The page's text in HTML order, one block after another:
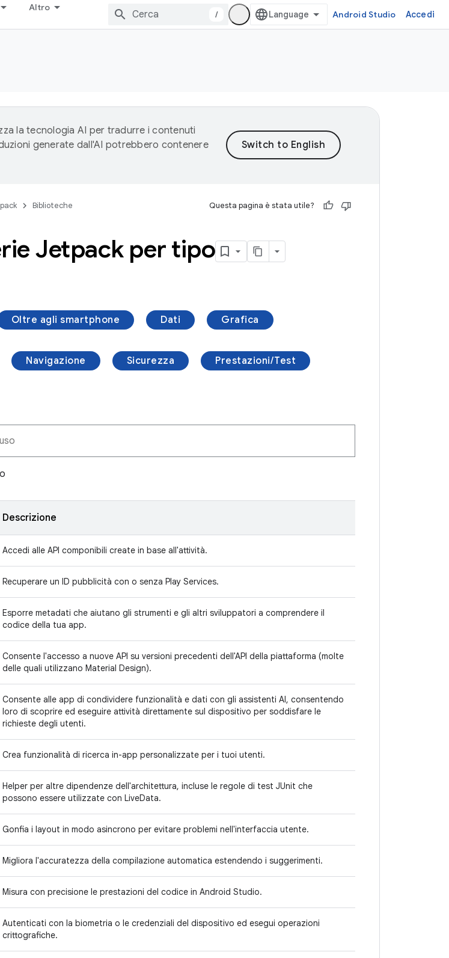
Altro
/ Android Studio Accedi
la tecnologia AI per tradurre i contenuti
generate dall'AI potrebbero contenere
Biblioteche Questa pagina è stata utile?
Jetpack per tipo
Oltre agli smartphone Dati Grafica
Navigazione Sicurezza Prestazioni/Test
Descrizione
Accedi alle API componibili create in base all'attività.
Recuperare un ID pubblicità con o senza Play Services.
Esporre metadati che aiutano gli strumenti e gli altri sviluppatori a comprendere il
codice della tua app.
Consente l'accesso a nuove API su versioni precedenti dell'API della piattaforma (molte
delle quali utilizzano Material Design).
Consente alle app di condividere funzionalità e dati con gli assistenti AI, consentendo
loro di scoprire ed eseguire attività direttamente sul dispositivo per soddisfare le
richieste degli utenti.
Crea funzionalità di ricerca in-app personalizzate per i tuoi utenti.
Helper per altre dipendenze dell'architettura, incluse le regole di test JUnit che
possono essere utilizzate con LiveData.
Gonfia i layout in modo asincrono per evitare problemi nell'interfaccia utente.
Migliora l'accuratezza della compilazione automatica estendendo i suggerimenti.
Misura con precisione le prestazioni del codice in Android Studio.
Autenticati con la biometria o le credenziali del dispositivo ed esegui operazioni
crittografiche.